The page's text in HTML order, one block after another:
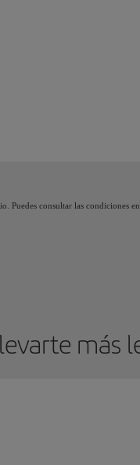
Puedes consultar las condiciones en
más